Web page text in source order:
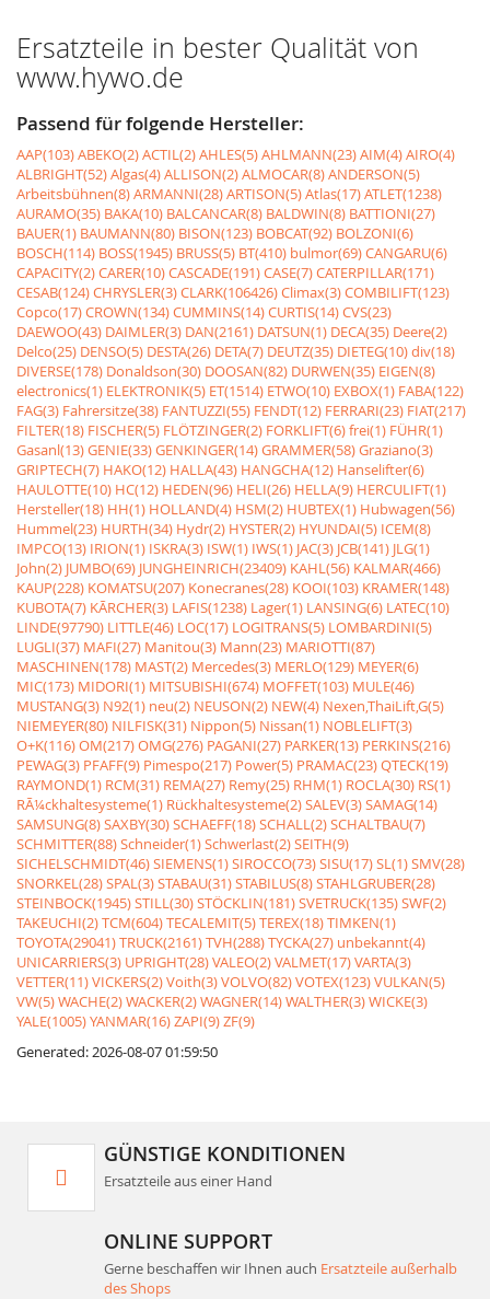
Ersatzteile in bester Qualität von
www.hywo.de
Passend für folgende Hersteller:
AAP(103)ABEKO(2)ACTIL(2)AHLES(5)AHLMANN(23)AIM(4)AIRO(4)
ALBRIGHT(52)Algas(4)ALLISON(2)ALMOCAR(8)ANDERSON(5)
Arbeitsbühnen(8)ARMANNI(28)ARTISON(5)Atlas(17)ATLET(1238)
AURAMO(35) BAKA(10) BALCANCAR(8) BALDWIN(8) BATTIONI(27)
BAUER(1) BAUMANN(80) BISON(123) BOBCAT(92) BOLZONI(6)
BOSCH(114) BOSS(1945) BRUSS(5) BT(410) bulmor(69)CANGARU(6)
CAPACITY(2)CARER(10)CASCADE(191)CASE(7)CATERPILLAR(171)
CESAB(124)CHRYSLER(3)CLARK(106426)Climax(3)COMBILIFT(123)
Copco(17)CROWN(134)CUMMINS(14)CURTIS(14)CVS(23)
DAEWOO(43) DAIMLER(3) DAN(2161) DATSUN(1) DECA(35) Deere(2)
Delco(25) DENSO(5) DESTA(26) DETA(7) DEUTZ(35) DIETEG(10)div(18)
DIVERSE(178) Donaldson(30) DOOSAN(82) DURWEN(35) EIGEN(8)
electronics(1) ELEKTRONIK(5) ET(1514) ETWO(10) EXBOX(1) FABA(122)
FAG(3) Fahrersitze(38) FANTUZZI(55) FENDT(12) FERRARI(23) FIAT(217)
FILTER(18) FISCHER(5) FLÖTZINGER(2) FORKLIFT(6)frei(1) FÜHR(1)
Gasanl(13)GENIE(33)GENKINGER(14)GRAMMER(58)Graziano(3)
GRIPTECH(7) HAKO(12) HALLA(43) HANGCHA(12) Hanselifter(6)
HAULOTTE(10) HC(12) HEDEN(96) HELI(26) HELLA(9) HERCULIFT(1)
Hersteller(18) HH(1) HOLLAND(4) HSM(2) HUBTEX(1) Hubwagen(56)
Hummel(23) HURTH(34) Hydr(2) HYSTER(2) HYUNDAI(5) ICEM(8)
IMPCO(13) IRION(1) ISKRA(3) ISW(1) IWS(1) JAC(3) JCB(141) JLG(1)
John(2) JUMBO(69) JUNGHEINRICH(23409) KAHL(56) KALMAR(466)
KAUP(228) KOMATSU(207) Konecranes(28) KOOI(103) KRAMER(148)
KUBOTA(7) KÃRCHER(3) LAFIS(1238) Lager(1) LANSING(6) LATEC(10)
LINDE(97790) LITTLE(46) LOC(17) LOGITRANS(5) LOMBARDINI(5)
LUGLI(37) MAFI(27) Manitou(3) Mann(23) MARIOTTI(87)
MASCHINEN(178) MAST(2) Mercedes(3) MERLO(129) MEYER(6)
MIC(173) MIDORI(1) MITSUBISHI(674) MOFFET(103) MULE(46)
MUSTANG(3) N92(1) neu(2) NEUSON(2) NEW(4) Nexen,ThaiLift,G(5)
NIEMEYER(80) NILFISK(31) Nippon(5) Nissan(1) NOBLELIFT(3)
O+K(116)OM(217)OMG(276) PAGANI(27) PARKER(13) PERKINS(216)
PEWAG(3) PFAFF(9) Pimespo(217) Power(5) PRAMAC(23)QTECK(19)
RAYMOND(1) RCM(31) REMA(27) Remy(25) RHM(1) ROCLA(30) RS(1)
RÃ¼ckhaltesysteme(1) Rückhaltesysteme(2)SALEV(3)SAMAG(14)
SAMSUNG(8)SAXBY(30)SCHAEFF(18)SCHALL(2)SCHALTBAU(7)
SCHMITTER(88)Schneider(1)Schwerlast(2)SEITH(9)
SICHELSCHMIDT(46)SIEMENS(1)SIROCCO(73)SISU(17)SL(1)SMV(28)
SNORKEL(28)SPAL(3)STABAU(31)STABILUS(8)STAHLGRUBER(28)
STEINBOCK(1945)STILL(30)STÖCKLIN(181)SVETRUCK(135)SWF(2)
TAKEUCHI(2)TCM(604)TECALEMIT(5)TEREX(18)TIMKEN(1)
TOYOTA(29041)TRUCK(2161)TVH(288)TYCKA(27) unbekannt(4)
UNICARRIERS(3) UPRIGHT(28)VALEO(2)VALMET(17)VARTA(3)
VETTER(11)VICKERS(2)Voith(3)VOLVO(82)VOTEX(123)VULKAN(5)
VW(5)WACHE(2)WACKER(2)WAGNER(14)WALTHER(3)WICKE(3)
YALE(1005)YANMAR(16)ZAPI(9)ZF(9)
Generated: 2026-08-07 01:59:50
GÜNSTIGE KONDITIONEN
Ersatzteile aus einer Hand
ONLINE SUPPORT
Gerne beschaffen wir Ihnen auch Ersatzteile außerhalb
des Shops